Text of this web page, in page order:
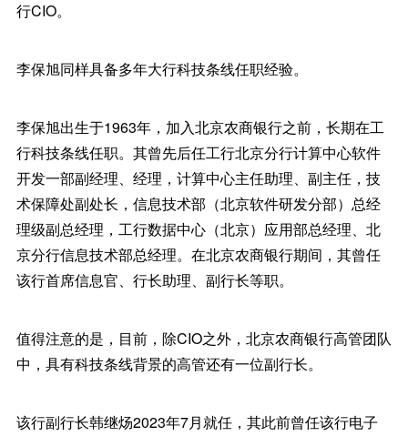
行CIO。
李保旭同样具备多年大行科技条线任职经验。
李保旭出生于1963年，加入北京农商银行之前，长期在工
行科技条线任职。其曾先后任工行北京分行计算中心软件
开发一部副经理、经理，计算中心主任助理、副主任，技
术保障处副处长，信息技术部（北京软件研发分部）总经
理级副总经理，工行数据中心（北京）应用部总经理、北
京分行信息技术部总经理。在北京农商银行期间，其曾任
该行首席信息官、行长助理、副行长等职。
值得注意的是，目前，除CIO之外，北京农商银行高管团队
中，具有科技条线背景的高管还有一位副行长。
该行副行长韩继炀2023年7月就任，其此前曾任该行电子